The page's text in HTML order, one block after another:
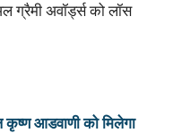
ग्रैमी अवॉर्ड्स को लॉस
कृष्ण आडवाणी को मिलेगा